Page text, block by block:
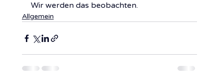
Wir werden das beobachten.
Allgemein